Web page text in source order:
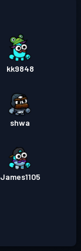
kk9848
shwa
James1105